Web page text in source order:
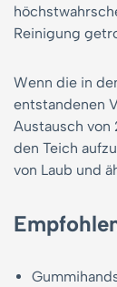
Reinigung
Wenn die in
entstandenen
Austausch von
den Teich
von Laub und